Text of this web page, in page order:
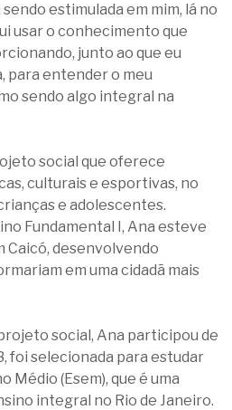
estimulada em mim, lá no
usar o conhecimento que
junto ao que eu
para entender o meu
sendo algo integral na
social que oferece
culturais e esportivas, no
e adolescentes.
Fundamental I, Ana esteve
Caicó, desenvolvendo
em uma cidadã mais
social, Ana participou de
foi selecionada para estudar
Médio (Esem), que é uma
integral no Rio de Janeiro.